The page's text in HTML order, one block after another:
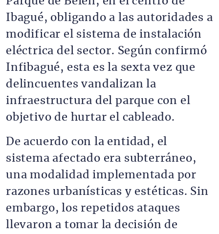
Ibagué, obligando a las autoridades a
modificar el sistema de instalación
eléctrica del sector. Según confirmó
Infibagué, esta es la sexta vez que
delincuentes vandalizan la
infraestructura del parque con el
objetivo de hurtar el cableado.
De acuerdo con la entidad, el
sistema afectado era subterráneo,
una modalidad implementada por
razones urbanísticas y estéticas. Sin
embargo, los repetidos ataques
llevaron a tomar la decisión de